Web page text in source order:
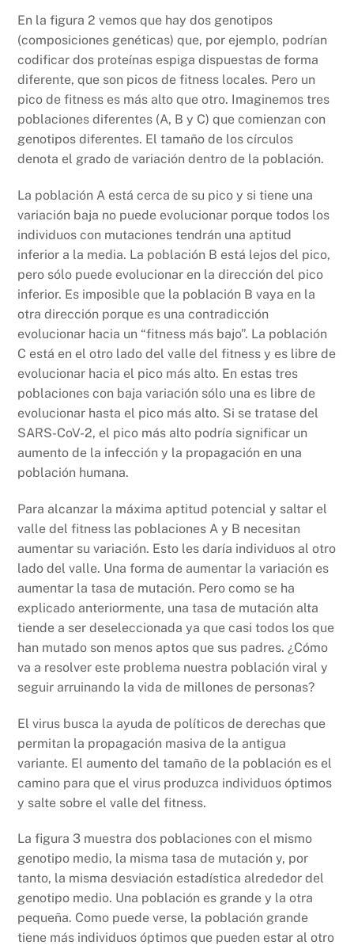
En la figura 2 vemos que hay dos genotipos
(composiciones genéticas) que, por ejemplo, podrían
codificar dos proteínas espiga dispuestas de forma
diferente, que son picos de fitness locales. Pero un
pico de fitness es más alto que otro. Imaginemos tres
poblaciones diferentes (A, B y C) que comienzan con
genotipos diferentes. El tamaño de los círculos
denota el grado de variación dentro de la población.
La población A está cerca de su pico y si tiene una
variación baja no puede evolucionar porque todos los
individuos con mutaciones tendrán una aptitud
inferior a la media. La población B está lejos del pico,
pero sólo puede evolucionar en la dirección del pico
inferior. Es imposible que la población B vaya en la
otra dirección porque es una contradicción
evolucionar hacia un “fitness más bajo”. La población
C está en el otro lado del valle del fitness y es libre de
evolucionar hacia el pico más alto. En estas tres
poblaciones con baja variación sólo una es libre de
evolucionar hasta el pico más alto. Si se tratase del
SARS-CoV-2, el pico más alto podría significar un
aumento de la infección y la propagación en una
población humana.
Para alcanzar la máxima aptitud potencial y saltar el
valle del fitness las poblaciones A y B necesitan
aumentar su variación. Esto les daría individuos al otro
lado del valle. Una forma de aumentar la variación es
aumentar la tasa de mutación. Pero como se ha
explicado anteriormente, una tasa de mutación alta
tiende a ser deseleccionada ya que casi todos los que
han mutado son menos aptos que sus padres. ¿Cómo
va a resolver este problema nuestra población viral y
seguir arruinando la vida de millones de personas?
El virus busca la ayuda de políticos de derechas que
permitan la propagación masiva de la antigua
variante. El aumento del tamaño de la población es el
camino para que el virus produzca individuos óptimos
y salte sobre el valle del fitness.
La figura 3 muestra dos poblaciones con el mismo
genotipo medio, la misma tasa de mutación y, por
tanto, la misma desviación estadística alrededor del
genotipo medio. Una población es grande y la otra
pequeña. Como puede verse, la población grande
tiene más individuos óptimos que pueden estar al otro